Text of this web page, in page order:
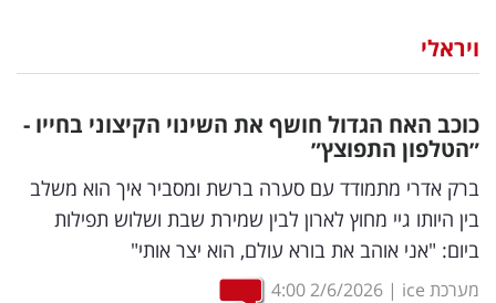
וצרכנות
דיגיטל
וטק
שיווק
ופרסום
ויראלי
כוכב האח הגדול חושף את השינוי הקיצוני בחייו -
״הטלפון התפוצץ״
ברק אדרי מתמודד עם סערה ברשת ומסביר איך הוא משלב
בין היותו גיי מחוץ לארון לבין שמירת שבת ושלוש תפילות
ביום: "אני אוהב את בורא עולם, הוא יצר אותי"
מערכת ice |
2/6/2026
4:00